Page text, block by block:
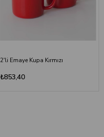
2'li Emaye Kupa Kırmızı
₺853,40